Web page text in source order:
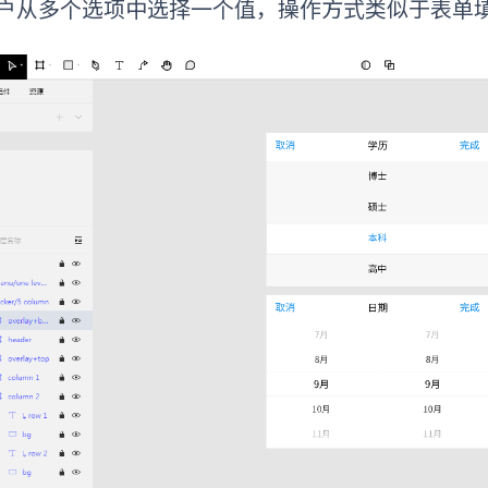
从多个选项中选择一个值，操作方式类似于表单